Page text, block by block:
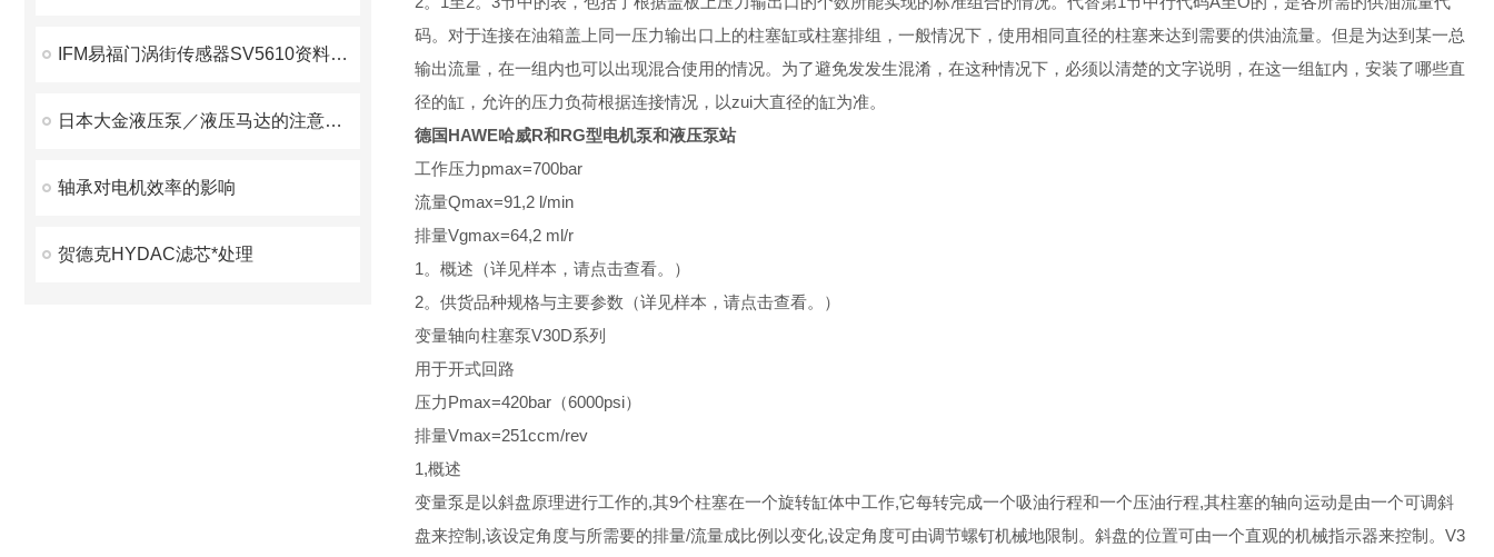
IFM易福门涡街传感器SV5610资料下载
日本大金液压泵／液压马达的注意事项
轴承对电机效率的影响
贺德克HYDAC滤芯*处理
码。对于连接在油箱盖上同一压力输出口上的柱塞缸或柱塞排组，一般情况下，使用相同直径的柱塞来达到需要的供油流量。但是为达到某一总
输出流量，在一组内也可以出现混合使用的情况。为了避免发发生混淆，在这种情况下，必须以清楚的文字说明，在这一组缸内，安装了哪些直
径的缸，允许的压力负荷根据连接情况，以zui大直径的缸为准。
德国HAWE哈威R和RG型电机泵和液压泵站
工作压力pmax=700bar
流量Qmax=91,2 l/min
排量Vgmax=64,2 ml/r
1。概述（详见样本，请点击查看。）
2。供货品种规格与主要参数（详见样本，请点击查看。）
变量轴向柱塞泵V30D系列
用于开式回路
压力Pmax=420bar（6000psi）
排量Vmax=251ccm/rev
1,概述
变量泵是以斜盘原理进行工作的,其9个柱塞在一个旋转缸体中工作,它每转完成一个吸油行程和一个压油行程,其柱塞的轴向运动是由一个可调斜
盘来控制,该设定角度与所需要的排量/流量成比例以变化,设定角度可由调节螺钉机械地限制。斜盘的位置可由一个直观的机械指示器来控制。V3